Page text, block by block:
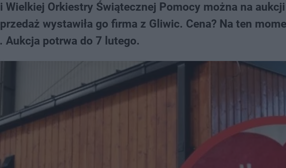
Wielkiej Orkiestry Świątecznej Pomocy można na aukcji
wystawiła go firma z Gliwic. Cena? Na ten
Aukcja potrwa do 7 lutego.